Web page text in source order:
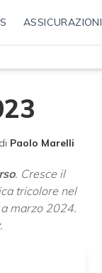
ASSICURAZIONI
di Paolo Marelli
. Cresce il
tricolore nel
a marzo 2024.
.